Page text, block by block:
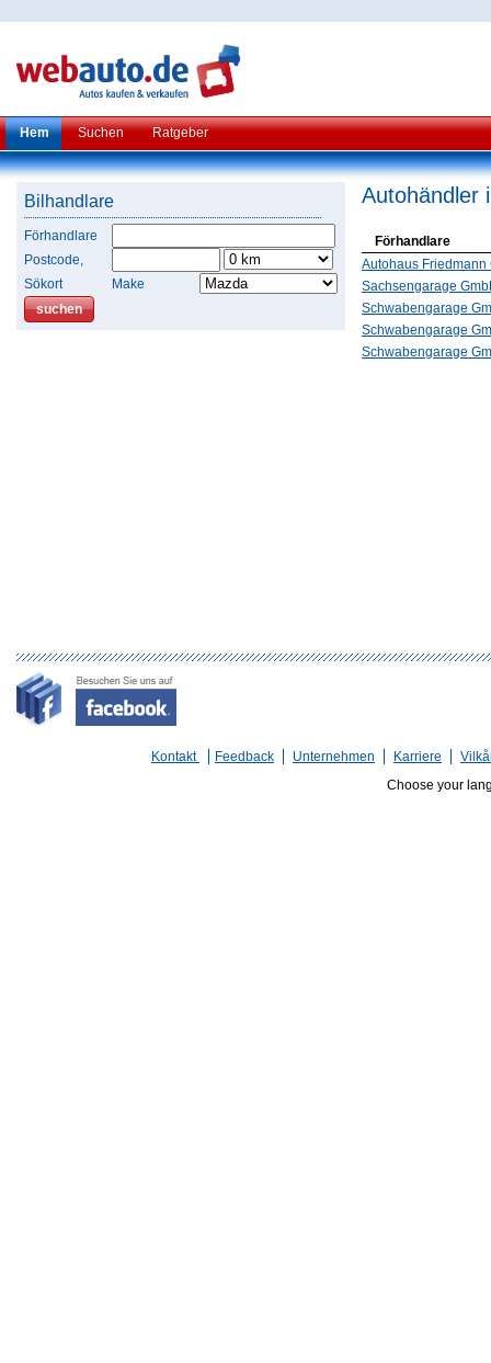
Hem Suchen Ratgeber
Bilhandlare
Förhandlare
Postcode,
Sökort
Make
Autohändler
Förhandlare
Autohaus Friedmann
Sachsengarage
Schwabengarage
Schwabengarage
Schwabengarage
Kontakt Feedback Unternehmen Karriere
Choose your